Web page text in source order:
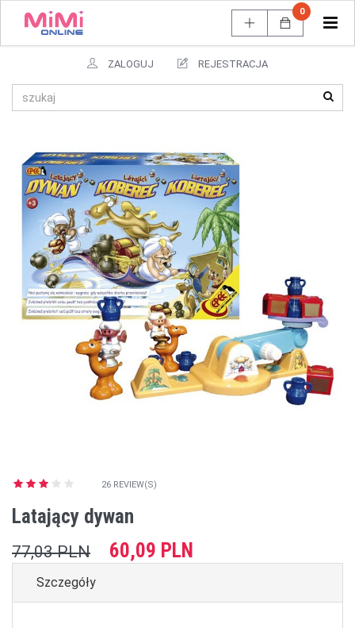
ZALOGUJ REJESTRACJA
0
26 REVIEW(S)
Latający dywan
77,03 PLN 60,09 PLN
Szczegóły